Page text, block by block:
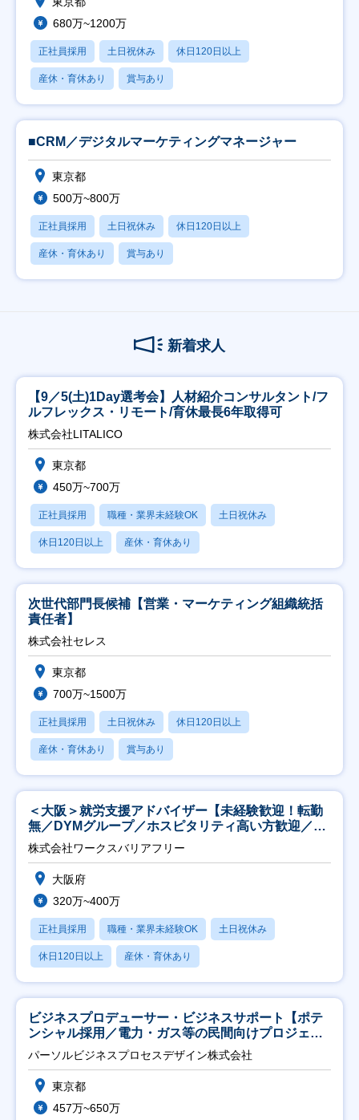
680万~1200万
正社員採用 土日祝休み 休日120日以上
産休・育休あり 賞与あり
■CRM／デジタルマーケティングマネージャー
東京都
500万~800万
正社員採用 土日祝休み 休日120日以上
産休・育休あり 賞与あり
新着求人
【9／5(土)1Day選考会】人材紹介コンサルタント/フ
ルフレックス・リモート/育休最長6年取得可
株式会社LITALICO
東京都
450万~700万
正社員採用 職種・業界未経験OK 土日祝休み
休日120日以上 産休・育休あり
次世代部門長候補【営業・マーケティング組織統括
責任者】
株式会社セレス
東京都
700万~1500万
正社員採用 土日祝休み 休日120日以上
産休・育休あり 賞与あり
＜大阪＞就労支援アドバイザー【未経験歓迎！転勤
無／DYMグループ／ホスピタリティ高い方歓迎／土
日祝】
株式会社ワークスバリアフリー
大阪府
320万~400万
正社員採用 職種・業界未経験OK 土日祝休み
休日120日以上 産休・育休あり
ビジネスプロデューサー・ビジネスサポート【ポテ
ンシャル採用／電力・ガス等の民間向けプロジェク
ト推進】
パーソルビジネスプロセスデザイン株式会社
東京都
457万~650万